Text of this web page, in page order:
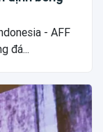
- AFF
đá...